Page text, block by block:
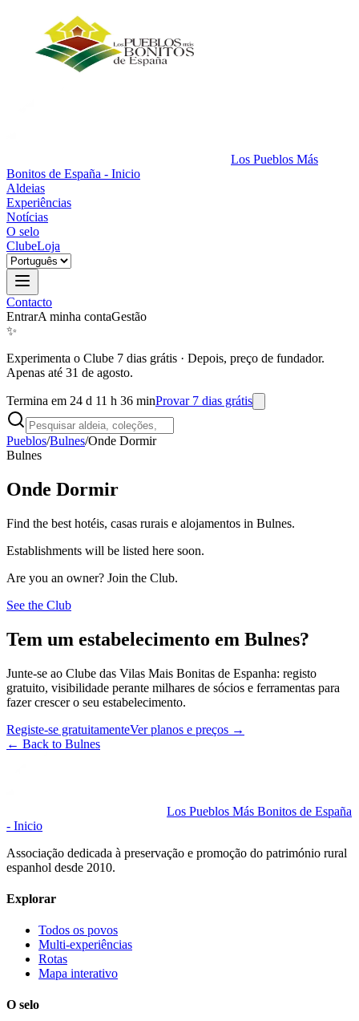
Los Pueblos Más
Bonitos de España - Inicio
Aldeias
Experiências
Notícias
O selo
ClubeLoja
Contacto
EntrarA minha contaGestão
✨
Experimenta o Clube 7 dias grátis · Depois, preço de fundador.
Apenas até 31 de agosto.
Termina em 24 d 11 h 36 minProvar 7 dias grátis
Pueblos/Bulnes/Onde Dormir
Bulnes
Onde Dormir
Find the best hotéis, casas rurais e alojamentos in Bulnes.
Establishments will be listed here soon.
Are you an owner? Join the Club.
See the Club
Tem um estabelecimento em Bulnes?
Junte-se ao Clube das Vilas Mais Bonitas de Espanha: registo
gratuito, visibilidade perante milhares de sócios e ferramentas para
fazer crescer o seu estabelecimento.
Registe-se gratuitamenteVer planos e preços →
← Back to Bulnes
Los Pueblos Más Bonitos de España
- Inicio
Associação dedicada à preservação e promoção do património rural
espanhol desde 2010.
Explorar
Todos os povos
Multi-experiências
Rotas
Mapa interativo
O selo